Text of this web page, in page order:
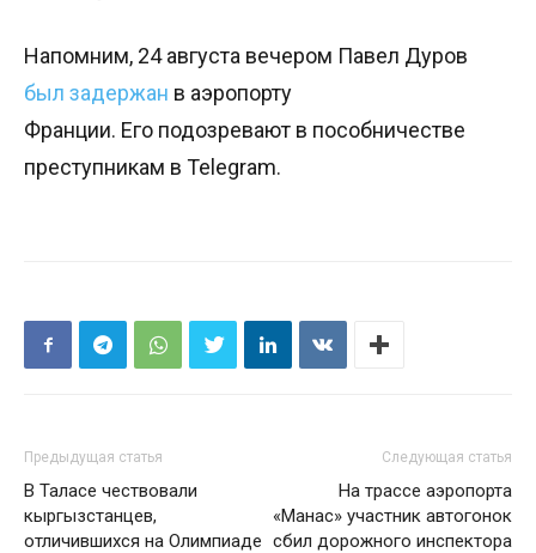
Напомним, 24 августа вечером Павел Дуров
был задержан в аэропорту
Франции. Его подозревают в пособничестве
преступникам в Telegram.
Предыдущая статья
В Таласе чествовали
кыргызстанцев,
отличившихся на Олимпиаде
Следующая статья
На трассе аэропорта
«Манас» участник автогонок
сбил дорожного инспектора